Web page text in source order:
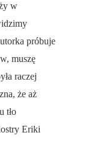
w
próbuje
muszę
raczej
że aż
tło
Eriki